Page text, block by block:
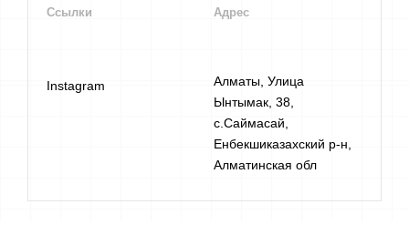
Ссылки
Instagram
Адрес
Алматы, Улица
Ынтымак, 38​,
с.Саймасай,
Енбекшиказахский р-н,
Алматинская обл